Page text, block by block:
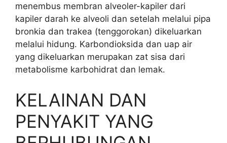
menembus membran alveoler-kapiler dari
kapiler darah ke alveoli dan setelah melalui pipa
bronkia dan trakea (tenggorokan) dikeluarkan
melalui hidung. Karbondioksida dan uap air
yang dikeluarkan merupakan zat sisa dari
metabolisme karbohidrat dan lemak.
KELAINAN DAN
PENYAKIT YANG